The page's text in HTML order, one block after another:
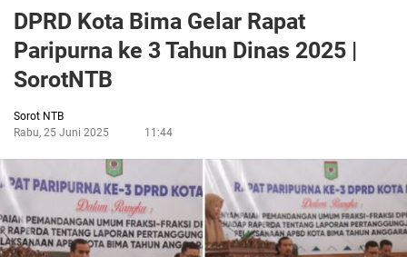
DPRD Kota Bima Gelar Rapat
Paripurna ke 3 Tahun Dinas 2025 |
SorotNTB
Sorot NTB
Rabu, 25 Juni 2025
11:44